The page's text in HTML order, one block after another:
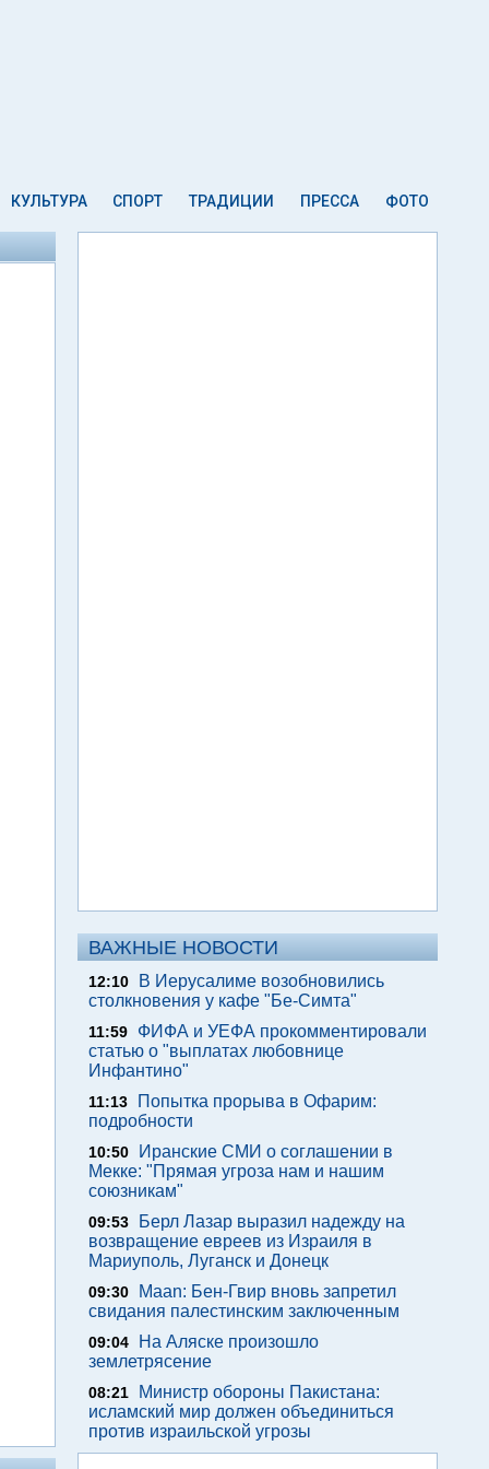
КУЛЬТУРА СПОРТ ТРАДИЦИИ ПРЕССА ФОТО
ВАЖНЫЕ НОВОСТИ
12:10
В Иерусалиме возобновились
столкновения у кафе "Бе-Симта"
11:59
ФИФА и УЕФА прокомментировали
статью о "выплатах любовнице
Инфантино"
11:13
Попытка прорыва в Офарим:
подробности
10:50
Иранские СМИ о соглашении в
Мекке: "Прямая угроза нам и нашим
союзникам"
09:53
Берл Лазар выразил надежду на
возвращение евреев из Израиля в
Мариуполь, Луганск и Донецк
09:30
Maan: Бен-Гвир вновь запретил
свидания палестинским заключенным
09:04
На Аляске произошло
землетрясение
08:21
Министр обороны Пакистана:
исламский мир должен объединиться
против израильской угрозы